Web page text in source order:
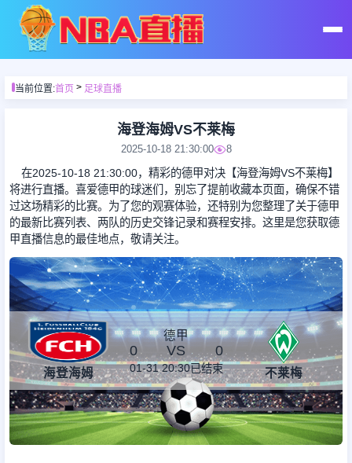
首页
篮球直播
足球录像
篮球录像
足球集锦
篮球集锦
足球新闻
篮球新闻
当前位置:首页> 足球直播
海登海姆VS不莱梅
2025-10-18 21:30:00 8
在2025-10-18 21:30:00，精彩的德甲对决【海登海姆VS不莱梅】
将进行直播。喜爱德甲的球迷们，别忘了提前收藏本页面，确保不错
过这场精彩的比赛。为了您的观赛体验，还特别为您整理了关于德甲
的最新比赛列表、两队的历史交锋记录和赛程安排。这里是您获取德
甲直播信息的最佳地点，敬请关注。
海登海姆
德甲
0 VS 0
01-31 20:30已结束 不莱梅